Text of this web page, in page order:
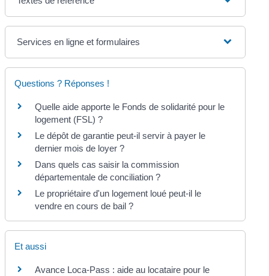
Services en ligne et formulaires
Questions ? Réponses !
Quelle aide apporte le Fonds de solidarité pour le
logement (FSL) ?
Le dépôt de garantie peut-il servir à payer le
dernier mois de loyer ?
Dans quels cas saisir la commission
départementale de conciliation ?
Le propriétaire d'un logement loué peut-il le
vendre en cours de bail ?
Et aussi
Avance Loca-Pass : aide au locataire pour le